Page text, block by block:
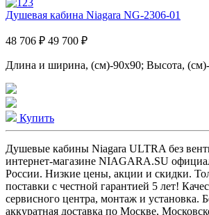
Душевая кабина Niagara NG-2306-01
48 706 ₽ 49 700 ₽
Длина и ширина, (см)-90x90; Высота,
Купить
Душевые кабины Niagara ULTRA без
интернет-магазине NIAGARA.SU
России. Низкие цены, акции и скидки.
поставки c честной гарантией 5 лет!
сервисного центра, монтаж и установка.
аккуратная доставка по Москве,